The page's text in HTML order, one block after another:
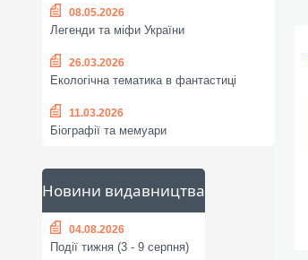
08.05.2026
Легенди та міфи України
26.03.2026
Екологічна тематика в фантастиці
11.03.2026
Біографії та мемуари
Новини видавництва
04.08.2026
Події тижня (3 - 9 серпня)